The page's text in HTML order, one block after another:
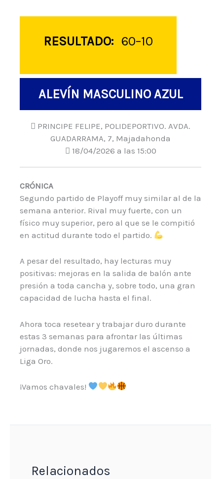
RESULTADO: 60–10
ALEVÍN MASCULINO AZUL
PRINCIPE FELIPE, POLIDEPORTIVO. AVDA.
GUADARRAMA, 7, Majadahonda
18/04/2026 a las 15:00
CRÓNICA
Segundo partido de Playoff muy similar al de la
semana anterior. Rival muy fuerte, con un
físico muy superior, pero al que se le compitió
en actitud durante todo el partido.
A pesar del resultado, hay lecturas muy
positivas: mejoras en la salida de balón ante
presión a toda cancha y, sobre todo, una gran
capacidad de lucha hasta el final.
Ahora toca resetear y trabajar duro durante
estas 3 semanas para afrontar las últimas
jornadas, donde nos jugaremos el ascenso a
Liga Oro.
¡Vamos chavales!
Relacionados